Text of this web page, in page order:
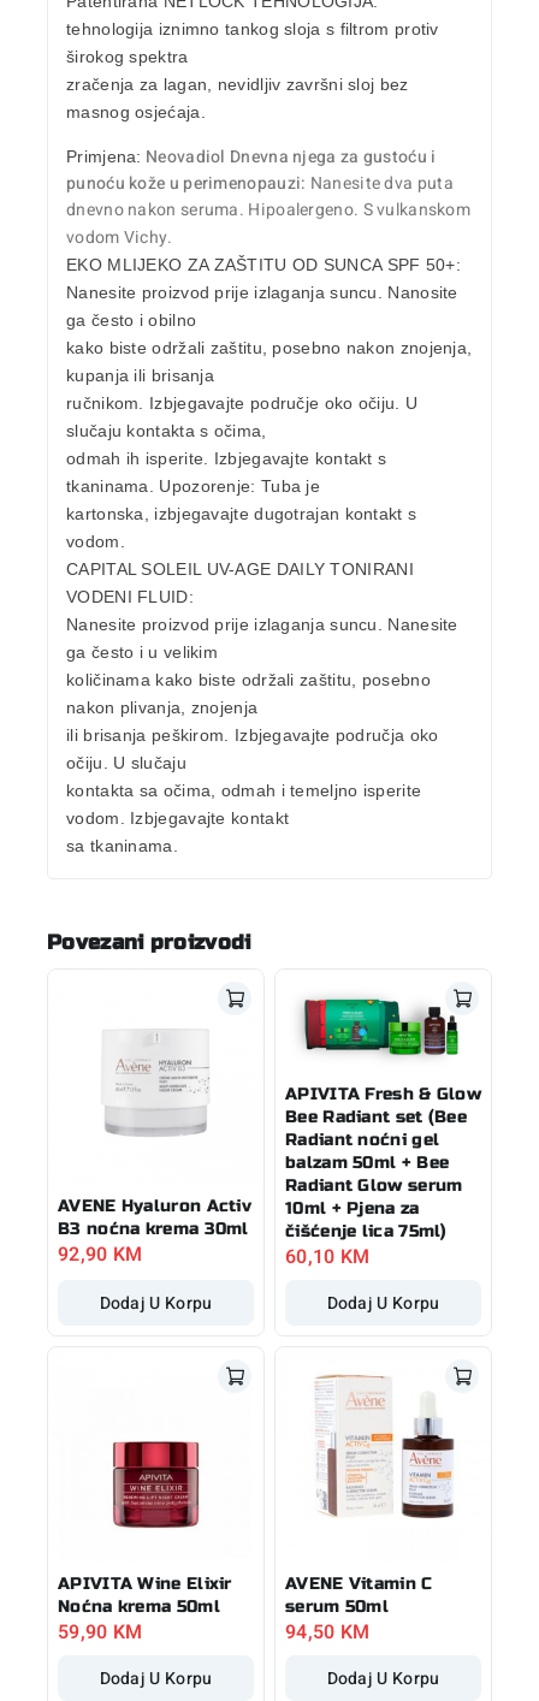
tehnologija iznimno tankog sloja s filtrom protiv
širokog spektra
zračenja za lagan, nevidljiv završni sloj bez
masnog osjećaja.
Primjena: Neovadiol Dnevna njega za gustoću i
punoću kože u perimenopauzi: Nanesite dva puta
dnevno nakon seruma. Hipoalergeno. S vulkanskom
vodom Vichy.
EKO MLIJEKO ZA ZAŠTITU OD SUNCA SPF 50+:
Nanesite proizvod prije izlaganja suncu. Nanosite
ga često i obilno
kako biste održali zaštitu, posebno nakon znojenja,
kupanja ili brisanja
ručnikom. Izbjegavajte područje oko očiju. U
slučaju kontakta s očima,
odmah ih isperite. Izbjegavajte kontakt s
tkaninama. Upozorenje: Tuba je
kartonska, izbjegavajte dugotrajan kontakt s
vodom.
CAPITAL SOLEIL UV-AGE DAILY TONIRANI
VODENI FLUID:
Nanesite proizvod prije izlaganja suncu. Nanesite
ga često i u velikim
količinama kako biste održali zaštitu, posebno
nakon plivanja, znojenja
ili brisanja peškirom. Izbjegavajte područja oko
očiju. U slučaju
kontakta sa očima, odmah i temeljno isperite
vodom. Izbjegavajte kontakt
sa tkaninama.
Povezani proizvodi
AVENE Hyaluron Activ
B3 noćna krema 30ml
92,90 KM
Dodaj U Korpu
APIVITA Fresh & Glow
Bee Radiant set (Bee
Radiant noćni gel
balzam 50ml + Bee
Radiant Glow serum
10ml + Pjena za
čišćenje lica 75ml)
60,10 KM
Dodaj U Korpu
APIVITA Wine Elixir
Noćna krema 50ml
59,90 KM
Dodaj U Korpu
AVENE Vitamin C
serum 50ml
94,50 KM
Dodaj U Korpu